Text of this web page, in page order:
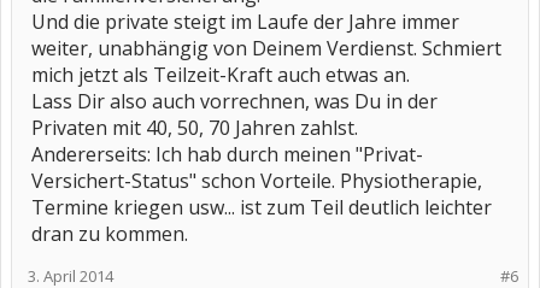
Und die private steigt im Laufe der Jahre immer
weiter, unabhängig von Deinem Verdienst. Schmiert
mich jetzt als Teilzeit-Kraft auch etwas an.
Lass Dir also auch vorrechnen, was Du in der
Privaten mit 40, 50, 70 Jahren zahlst.
Andererseits: Ich hab durch meinen "Privat-
Versichert-Status" schon Vorteile. Physiotherapie,
Termine kriegen usw... ist zum Teil deutlich leichter
dran zu kommen.
#6
3. April 2014